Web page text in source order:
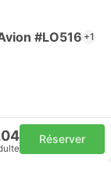
#LO516 +1
Réserver